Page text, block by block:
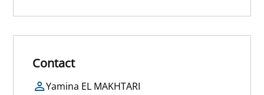
Contact
Yamina EL MAKHTARI